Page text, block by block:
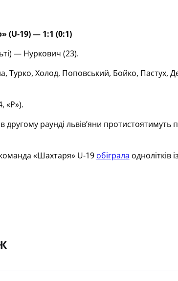
(U-19) — 1:1 (0:1)
— Нуркович (23).
Турко, Холод, Поповський, Бойко,
«Р»).
в другому раунді львів’яни
«Шахтаря» U-19 обіграла однолітків